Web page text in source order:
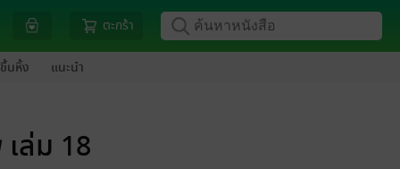
ตะกร้า
นหิ้ง แนะนำ
ล่ม 18